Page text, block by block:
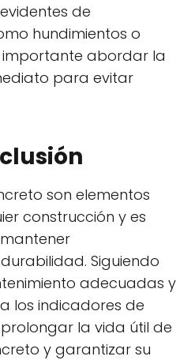
de
hundimientos o
importante abordar la
para evitar
son elementos
construcción y es
Siguiendo
adecuadas y
los indicadores de
la vida útil de
y garantizar su